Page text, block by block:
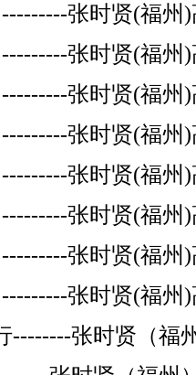
张时贤(福州
张时贤(福州
张时贤(福州
张时贤(福州
张时贤(福州
张时贤(福州
张时贤(福州
张时贤(福州
--------张时贤（福